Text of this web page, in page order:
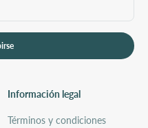
Información legal
Términos y condiciones